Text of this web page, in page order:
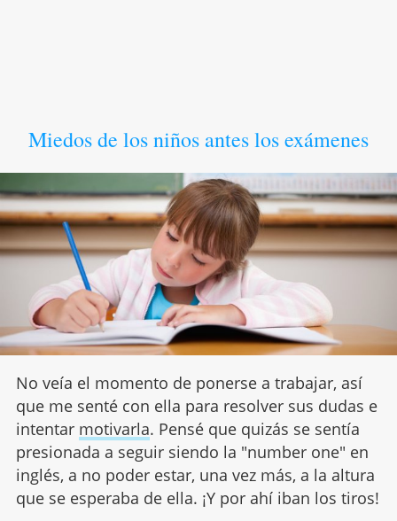
Miedos de los niños antes los exámenes
No veía el momento de ponerse a trabajar, así
que me senté con ella para resolver sus dudas e
intentar motivarla. Pensé que quizás se sentía
presionada a seguir siendo la "number one" en
inglés, a no poder estar, una vez más, a la altura
que se esperaba de ella. ¡Y por ahí iban los tiros!